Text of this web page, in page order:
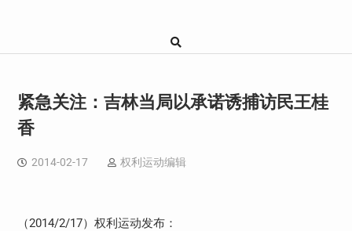
紧急关注：吉林当局以承诺诱捕访民王桂
香
2014-02-17 权利运动编辑
（2014/2/17）权利运动发布：